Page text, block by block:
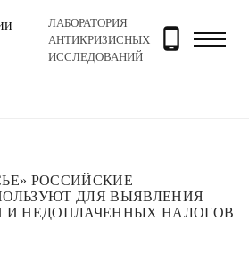
ЛАБОРАТОРИЯ
АНТИКРИЗИСНЫХ
ИССЛЕДОВАНИЙ
Новости «Панамское
РОССИЙСКИЕ
ДЛЯ ВЫЯВЛЕНИЯ
И НЕДОПЛАЧЕННЫХ НАЛОГОВ